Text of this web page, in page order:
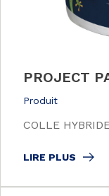
PROJECT
Produit
COLLE
LIRE PLUS